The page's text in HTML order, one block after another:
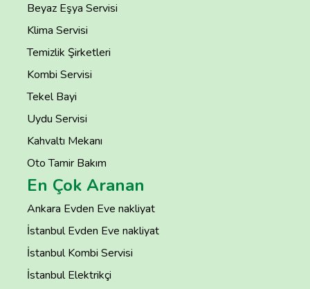
Beyaz Eşya Servisi
Klima Servisi
Temizlik Şirketleri
Kombi Servisi
Tekel Bayi
Uydu Servisi
Kahvaltı Mekanı
Oto Tamir Bakım
En Çok Aranan
Ankara Evden Eve nakliyat
İstanbul Evden Eve nakliyat
İstanbul Kombi Servisi
İstanbul Elektrikçi